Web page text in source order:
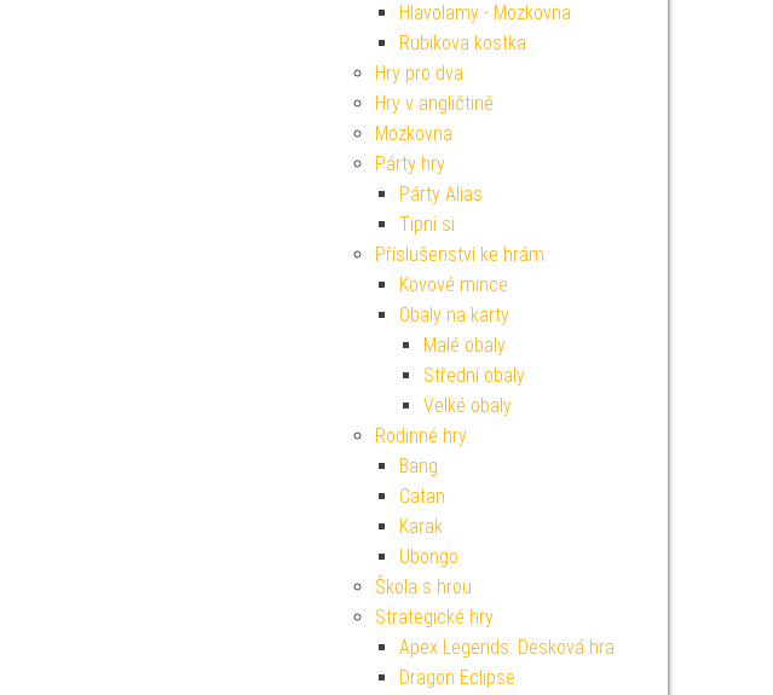
Hlavolamy - Mozkovna
Rubikova kostka
Hry pro dva
Hry v angličtině
Mozkovna
Párty hry
Párty Alias
Tipni si
Příslušenství ke hrám
Kovové mince
Obaly na karty
Malé obaly
Střední obaly
Velké obaly
Rodinné hry
Bang
Catan
Karak
Ubongo
Škola s hrou
Strategické hry
Apex Legends: Desková hra
Dragon Eclipse